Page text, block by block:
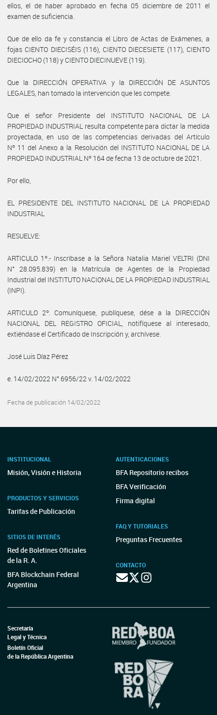
ellos, el de haber aprobado en fecha 05 diciembre de 2011 el
examen de suficiencia.
Que de ello da fe y constancia el Libro de Actas de Exámenes, a
fojas CIENTO DIECISÉIS (116), CIENTO DIECESIETE (117), CIENTO
DIECIOCHO (118) y CIENTO DIECINUEVE (119).
Que la DIRECCIÓN OPERATIVA y la DIRECCIÓN DE ASUNTOS
LEGALES, han tomado la intervención que les compete.
Que el señor Presidente del INSTITUTO NACIONAL DE LA
PROPIEDAD INDUSTRIAL resulta competente para dictar la medida
proyectada, en uso de las competencias derivadas del Artículo
Nº 11 del Anexo a la Resolución del INSTITUTO NACIONAL DE LA
PROPIEDAD INDUSTRIAL Nº 164 de fecha 13 de octubre de 2021.
Por ello,
EL PRESIDENTE DEL INSTITUTO NACIONAL DE LA PROPIEDAD
INDUSTRIAL
RESUELVE:
ARTICULO 1º.- Inscríbase a la Señora Natalia Mariel VELTRI (DNI
N° 28.095.839) en la Matrícula de Agentes de la Propiedad
Industrial del INSTITUTO NACIONAL DE LA PROPIEDAD INDUSTRIAL
(INPI).
ARTICULO 2º. Comuníquese, publíquese, dése a la DIRECCIÓN
NACIONAL DEL REGISTRO OFICIAL, notifíquese al interesado,
extiéndase el Certificado de Inscripción y, archívese.
José Luis Díaz Pérez
e. 14/02/2022 N° 6956/22 v. 14/02/2022
Fecha de publicación 14/02/2022
INSTITUCIONAL
Misión, Visión e Historia
PRODUCTOS Y SERVICIOS
Tarifas de Publicación
SITIOS DE INTERÉS
Red de Boletines Oficiales
de la R. A.
BFA Blockchain Federal
Argentina
AUTENTICACIONES
BFA Repositorio recibos
BFA Verificación
Firma digital
FAQ Y TUTORIALES
Preguntas Frecuentes
CONTACTO
Secretaría
Legal y Técnica
Boletín Oficial
de la República Argentina